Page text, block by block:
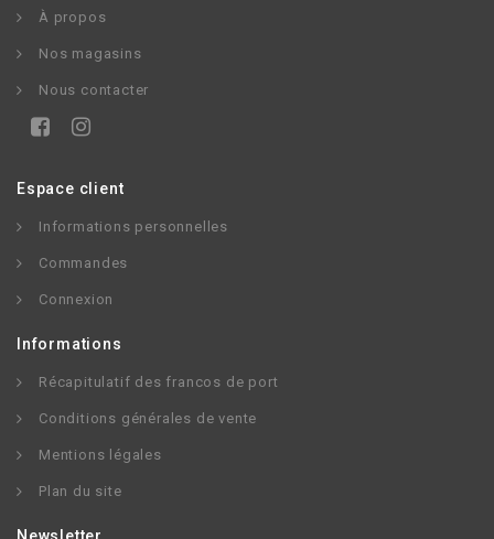
À propos
Nos magasins
Nous contacter
Espace client
Informations personnelles
Commandes
Connexion
Informations
Récapitulatif des francos de port
Conditions générales de vente
Mentions légales
Plan du site